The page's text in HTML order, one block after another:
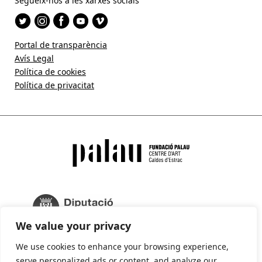
We value your privacy
We use cookies to enhance your browsing experience,
Portal de transparència
Avís Legal
Política de cookies
Política de privacitat